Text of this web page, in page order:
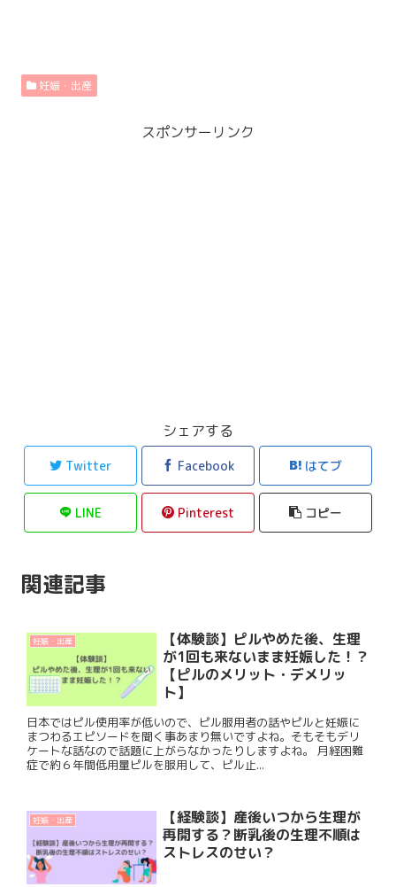
妊娠・出産
スポンサーリンク
シェアする
Twitter Facebook はてブ
LINE Pinterest コピー
関連記事
妊娠・出産
【体験談】ピルやめた後、生理
が1回も来ないまま妊娠した！？
【ピルのメリット・デメリッ
ト】
日本ではピル使用率が低いので、ピル服用者の話やピルと妊娠に
まつわるエピソードを聞く事あまり無いですよね。そもそもデリ
ケートな話なので話題に上がらなかったりしますよね。 月経困難
症で約６年間低用量ピルを服用して、ピル止...
妊娠・出産
【経験談】産後いつから生理が
再開する？断乳後の生理不順は
ストレスのせい？